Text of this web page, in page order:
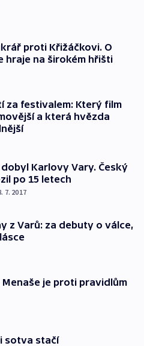
proti Křižáčkovi. O
hraje na širokém hřišti
za festivalem: Který film
a která hvězda
Karlovy Vary. Český
po 15 letech
7. 2017
z Varů: za debuty o válce,
Menaše je proti pravidlům
sotva stačí